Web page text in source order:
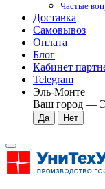
Частые
Доставка
Самовывоз
Оплата
Блог
Кабинет
Telegram
Эль-Монте
Ваш город —